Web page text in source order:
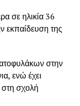
σε ηλικία 36
εκπαίδευση της
στην
ενώ έχει
στη σχολή